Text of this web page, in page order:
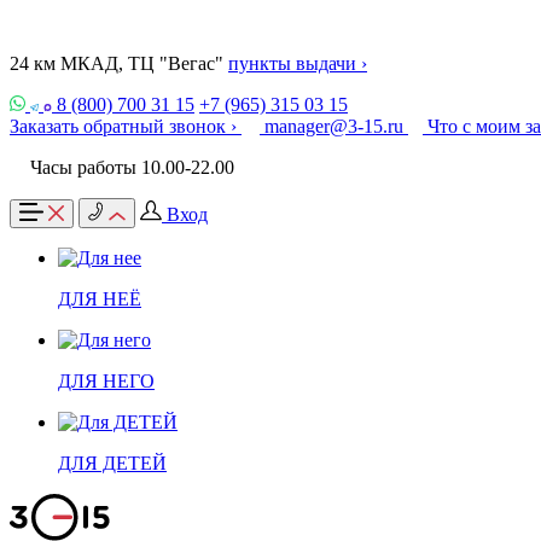
24 км МКАД, ТЦ "Вегас" пункты выдачи ›
8 (800) 700 31 15 +7 (965) 315 03 15
Заказать обратный звонок ›
manager@3-15.ru
Что с моим
Часы работы 10.00-22.00
Вход
ДЛЯ НЕЁ
ДЛЯ НЕГО
ДЛЯ ДЕТЕЙ